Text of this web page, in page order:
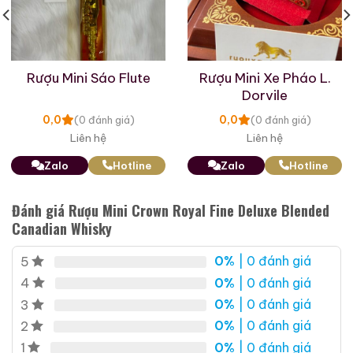
Giới Thiệu Một Số Mẫu Rượu Brandy
Brandy Changyu Gold
Roi Des Rois Cognac
Monalisa
700ml / 40%
0,0 (0 đánh giá)
Rượu Mini Sáo Flute
0,0 (0 đánh giá)
Liên hệ
Zalo Hotline
Rượu Mini Xe Pháo L.
Dorvile
0,0 (0 đánh giá)
Liên hệ
Zalo Hotline
Đánh giá Rượu Mini Crown Royal Fine Deluxe Blended
Canadian Whisky
5 0% | 0 đánh giá
4
0% | 0 đánh giá
3
0% | 0 đánh giá
2
0% | 0 đánh giá
1
0% | 0 đánh giá